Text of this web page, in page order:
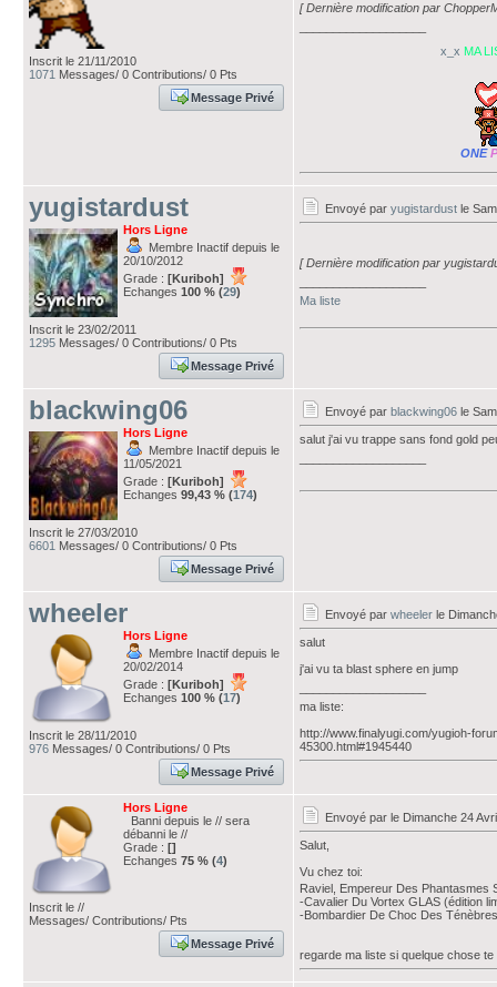
Inscrit le 21/11/2010
1071 Messages/ 0 Contributions/ 0 Pts
Message Privé
[ Dernière modification par
x_x MA
ONE
yugistardust
Hors Ligne
Membre Inactif depuis le
20/10/2012
Grade : [Kuriboh]
Echanges 100 % (29)
Inscrit le 23/02/2011
1295 Messages/ 0 Contributions/ 0 Pts
Message Privé
Envoyé par yugistardust le
[ Dernière modification par
Ma liste
blackwing06
Hors Ligne
Membre Inactif depuis le
11/05/2021
Grade : [Kuriboh]
Echanges 99,43 % (174)
Inscrit le 27/03/2010
6601 Messages/ 0 Contributions/ 0 Pts
Message Privé
Envoyé par blackwing06 le
salut j'ai vu trappe sans fond gold
wheeler
Hors Ligne
Membre Inactif depuis le
20/02/2014
Grade : [Kuriboh]
Echanges 100 % (17)
Inscrit le 28/11/2010
976 Messages/ 0 Contributions/ 0 Pts
Message Privé
Envoyé par wheeler le
salut
j'ai vu ta blast sphere en jump
ma liste:
http://www.finalyugi.com/yugioh-
45300.html#1945440
Hors Ligne
Banni depuis le // sera
débanni le //
Grade : []
Echanges 75 % (4)
Inscrit le //
Messages/ Contributions/ Pts
Message Privé
Envoyé par le Dimanche 24
Salut,
Vu chez toi:
Raviel, Empereur Des Phantasmes
-Cavalier Du Vortex GLAS (édition
-Bombardier De Choc Des
regarde ma liste si quelque chose te